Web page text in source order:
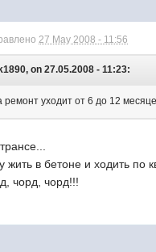
27 May 2008 - 11:56
on 27.05.2008 - 11:23:
ремонт уходит от 6 до 12
жить в бетоне и ходить по
чорд, чорд!!!